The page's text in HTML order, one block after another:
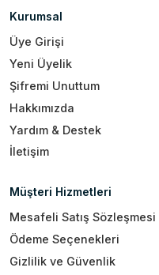
Kurumsal
Üye Girişi
Yeni Üyelik
Şifremi Unuttum
Hakkımızda
Yardım & Destek
İletişim
Müşteri Hizmetleri
Mesafeli Satış Sözleşmesi
Ödeme Seçenekleri
Gizlilik ve Güvenlik